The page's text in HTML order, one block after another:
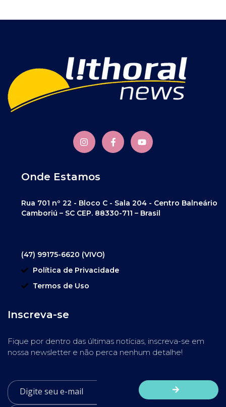
Onde Estamos
Rua 701 nº 22 - Bloco C - Sala 204 - Centro Balneário
Camboriú – SC CEP. 88330-711 – Brasil
(47) 99175-6620 (VIVO)
Política de Privacidade
Termos de Uso
Inscreva-se
Fique por dentro das últimas notícias, inscreva-se em
nossa newsletter e não perca nenhum detalhe!